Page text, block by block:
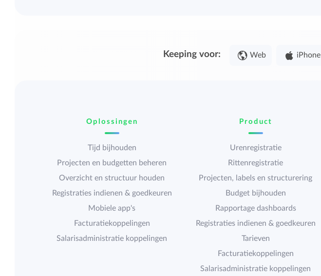
Keeping voor: Web iPhone
Oplossingen
Tijd bijhouden
Projecten en budgetten beheren
Overzicht en structuur houden
Registraties indienen & goedkeuren
Mobiele app's
Facturatiekoppelingen
Salarisadministratie koppelingen
Product
Urenregistratie
Rittenregistratie
Projecten, labels en structurering
Budget bijhouden
Rapportage dashboards
Registraties indienen & goedkeuren
Tarieven
Facturatiekoppelingen
Salarisadministratie koppelingen